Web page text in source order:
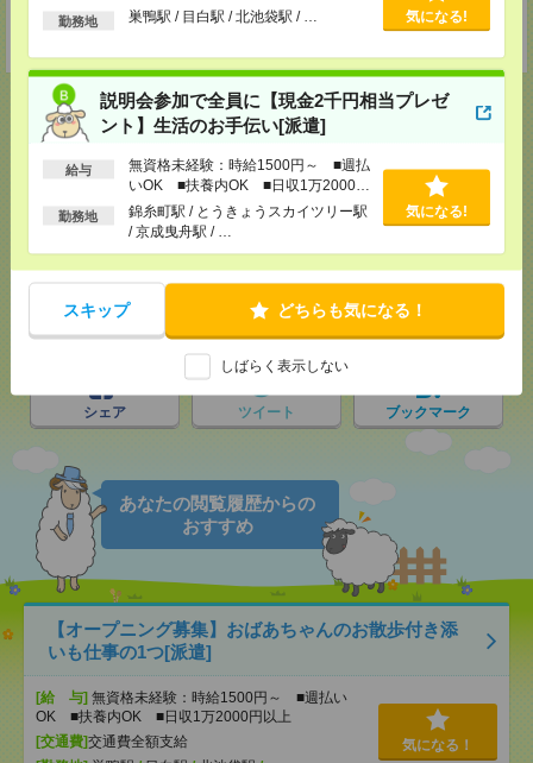
以上
勤務地 巣鴨駅 / 目白駅 / 北池袋駅 / … 気になる!
説明会参加で全員に【現金2千円相当プレゼ
ント】生活のお手伝い[派遣]
給与
無資格未経験：時給1500円～ ■週払
いOK ■扶養内OK ■日収1万2000円
以上
勤務地
錦糸町駅 / とうきょうスカイツリー駅
/ 京成曳舟駅 / …
気になる!
スキップ どちらも気になる！
しばらく表示しない
担当：採用担当者
応募ページへ
気になる！
メールで送る で送る
シェア ツイート ブックマーク
あなたの閲覧履歴からの
おすすめ
【オープニング募集】おばあちゃんのお散歩付き添
いも仕事の1つ[派遣]
[給 与] 無資格未経験：時給1500円～ ■週払い
OK ■扶養内OK ■日収1万2000円以上
[交通費]交通費全額支給
気になる！